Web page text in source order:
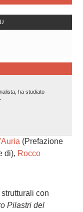
ha studiato
(Prefazione
di), Rocco
con
Pilastri del